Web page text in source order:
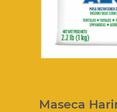
Maseca